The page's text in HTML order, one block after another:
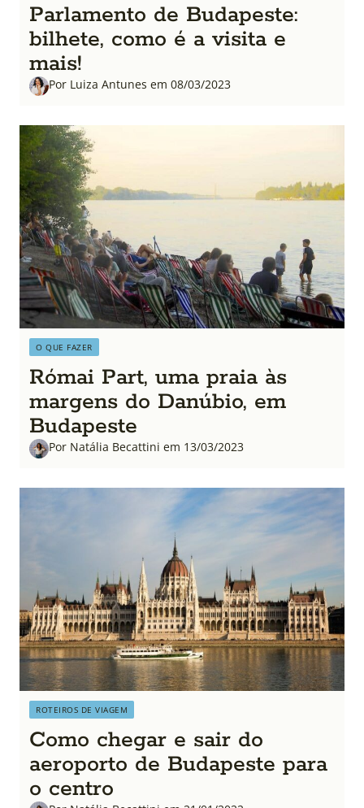
Parlamento de Budapeste:
bilhete, como é a visita e
mais!
Por Luiza Antunes em 08/03/2023
O QUE FAZER
Római Part, uma praia às
margens do Danúbio, em
Budapeste
Por Natália Becattini em 13/03/2023
ROTEIROS DE VIAGEM
Como chegar e sair do
aeroporto de Budapeste para
o centro